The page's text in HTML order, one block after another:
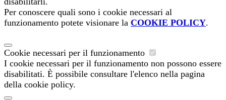
Per conoscere quali sono i cookie necessari al
funzionamento potete visionare la COOKIE POLICY.
Cookie necessari per il funzionamento
I cookie necessari per il funzionamento non possono essere
disabilitati. È possibile consultare l'elenco nella pagina
della cookie policy.